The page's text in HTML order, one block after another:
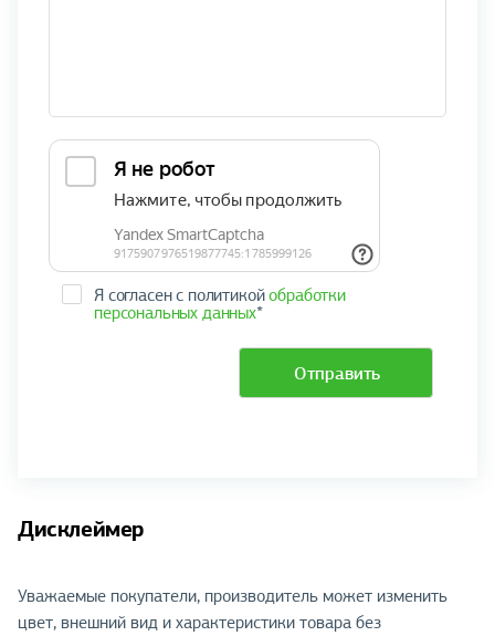
Я согласен с политикойобработки
персональных данных*
Отправить
Дисклеймер
Уважаемые покупатели, производитель может изменить
цвет, внешний вид и характеристики товара без